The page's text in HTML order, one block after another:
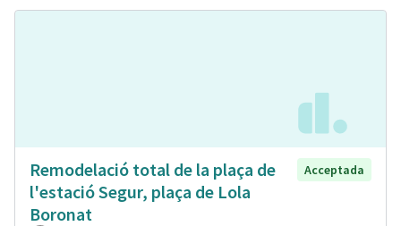
Remodelació total de la plaça de
l'estació Segur, plaça de Lola
Boronat
Acceptada